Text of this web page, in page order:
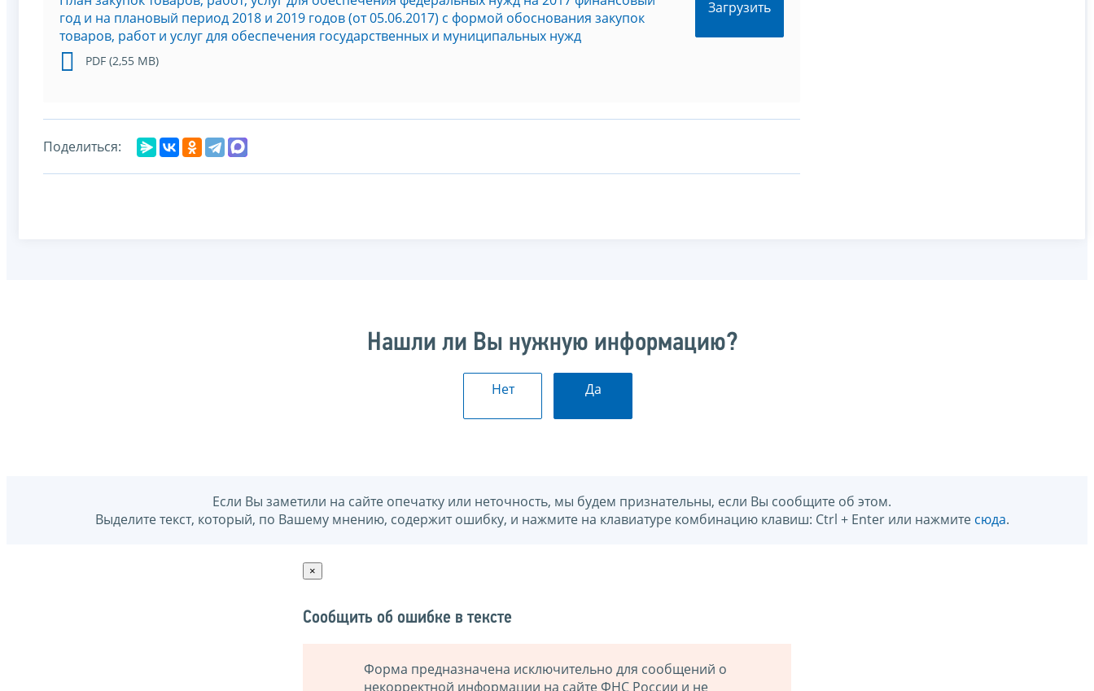
год и на плановый период 2018 и 2019 годов (от 05.06.2017) с формой обоснования закупок
товаров, работ и услуг для обеспечения государственных и муниципальных нужд
PDF (2,55 MB)
Загрузить
Поделиться:
Нашли ли Вы нужную информацию?
Нет Да
Если Вы заметили на сайте опечатку или неточность, мы будем признательны, если Вы сообщите об этом.
Выделите текст, который, по Вашему мнению, содержит ошибку, и нажмите на клавиатуре комбинацию клавиш: Ctrl + Enter или нажмите сюда.
×
Сообщить об ошибке в тексте
Форма предназначена исключительно для сообщений о
некорректной информации на сайте ФНС России и не